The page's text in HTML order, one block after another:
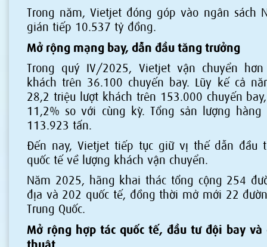
Trong năm, Vietjet đóng góp vào ngân sách
gián tiếp 10.537 tỷ đồng.
Mở rộng mạng bay, dẫn đầu tăng trưởng
Trong quý IV/2025, Vietjet vận chuyển
khách trên 36.100 chuyến bay. Lũy kế cả
28,2 triệu lượt khách trên 153.000 chuyến
11,2% so với cùng kỳ. Tổng sản lượng
113.923 tấn.
Đến nay, Vietjet tiếp tục giữ vị thế dẫn đầu
quốc tế về lượng khách vận chuyển.
Năm 2025, hãng khai thác tổng cộng 254
địa và 202 quốc tế, đồng thời mở mới 22
Trung Quốc.
Mở rộng hợp tác quốc tế, đầu tư đội bay